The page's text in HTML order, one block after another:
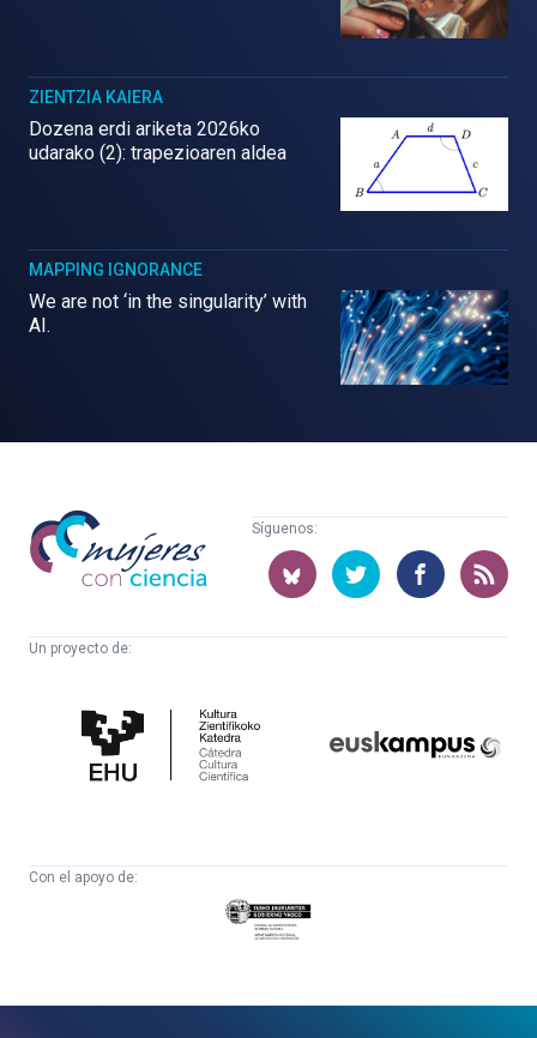
ZIENTZIA KAIERA
Dozena erdi ariketa 2026ko
udarako (2): trapezioaren aldea
MAPPING IGNORANCE
We are not ‘in the singularity’ with
AI.
Mujeres
con
ciencia
Síguenos:
Un proyecto de:
Cultura
Científica
Con el apoyo de:
Eusko
Jaurlaritza